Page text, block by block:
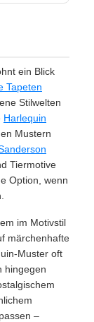
ein Blick
Tapeten
Stilwelten
Harlequin
Mustern
Tiermotive
Option, wenn
im Motivstil
märchenhafte
Muster oft
hingegen
–